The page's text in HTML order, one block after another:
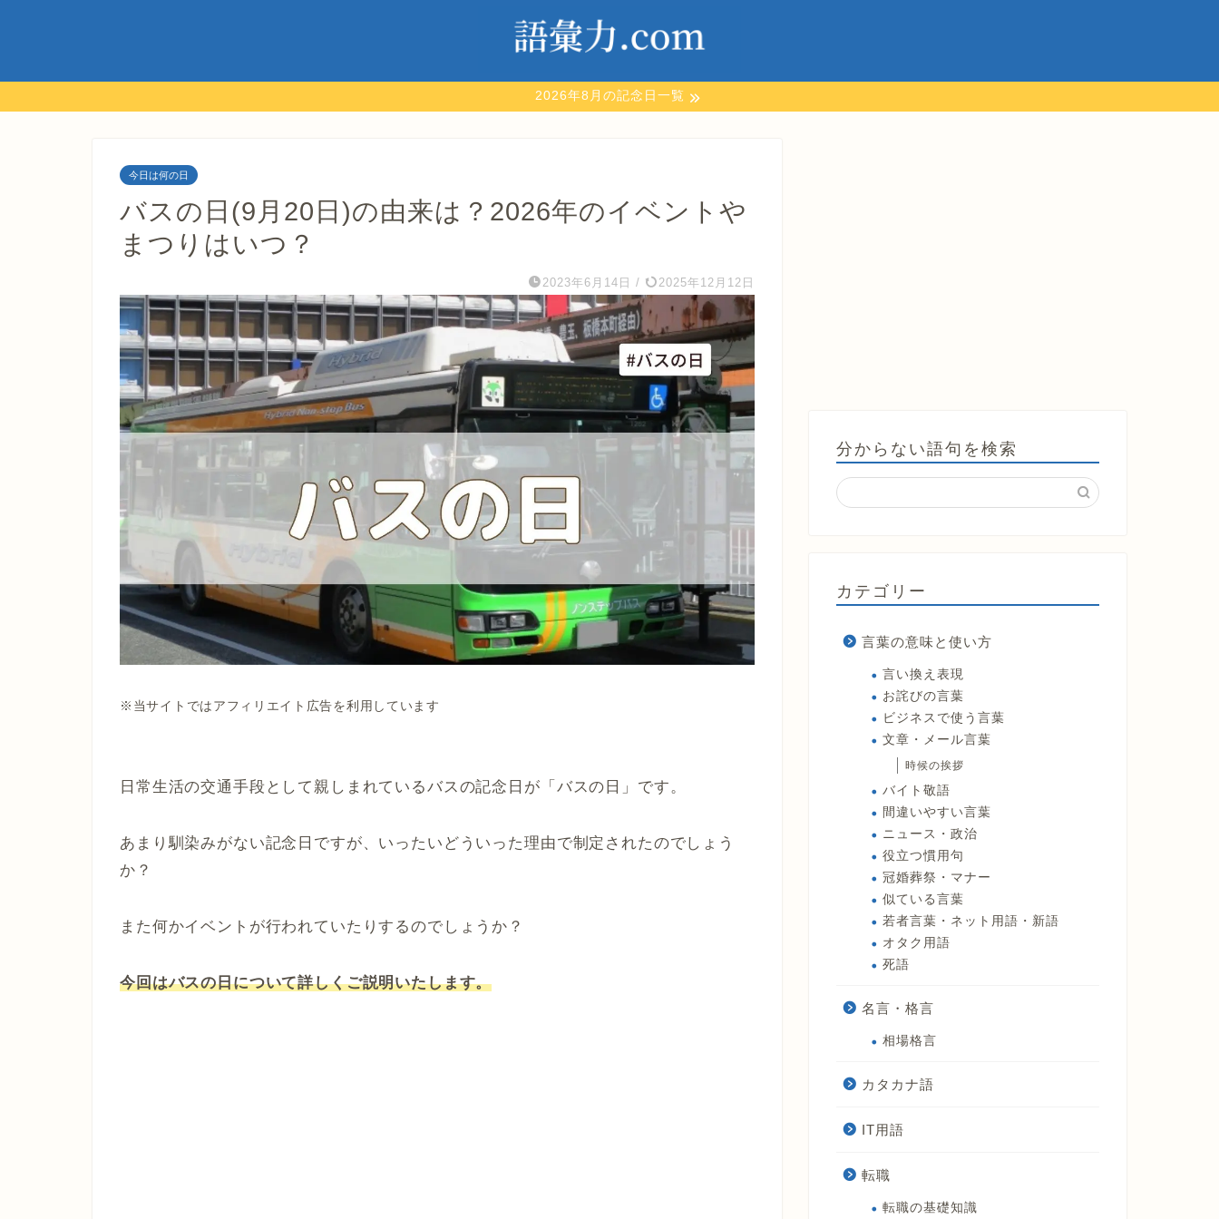
2026年8月の記念日一覧
今日は何の日
バスの日(9月20日)の由来は？2026年のイベントや
まつりはいつ？
2023年6月14日 / 2025年12月12日
※当サイトではアフィリエイト広告を利用しています
日常生活の交通手段として親しまれているバスの記念日が「バスの日」です。
あまり馴染みがない記念日ですが、いったいどういった理由で制定されたのでしょう
か？
また何かイベントが行われていたりするのでしょうか？
今回はバスの日について詳しくご説明いたします。
分からない語句を検索
カテゴリー
言葉の意味と使い方
言い換え表現
お詫びの言葉
ビジネスで使う言葉
文章・メール言葉
時候の挨拶
バイト敬語
間違いやすい言葉
ニュース・政治
役立つ慣用句
冠婚葬祭・マナー
似ている言葉
若者言葉・ネット用語・新語
オタク用語
死語
名言・格言
相場格言
カタカナ語
IT用語
転職
転職の基礎知識